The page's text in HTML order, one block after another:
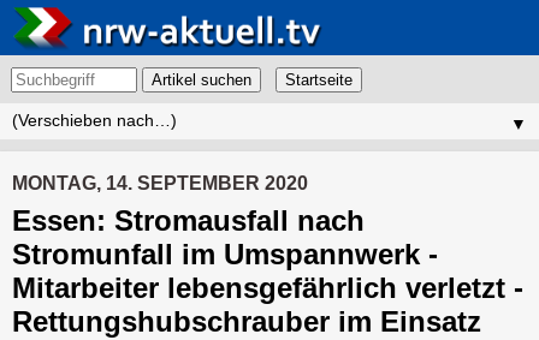
Artikel suchen
▼
MONTAG, 14. SEPTEMBER 2020
Essen: Stromausfall nach
Stromunfall im Umspannwerk -
Mitarbeiter lebensgefährlich verletzt -
Rettungshubschrauber im Einsatz